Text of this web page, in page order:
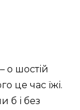
о шостій
це час їжі.
б і без